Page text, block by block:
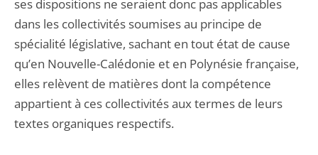
ses dispositions ne seraient donc pas applicables
dans les collectivités soumises au principe de
spécialité législative, sachant en tout état de cause
qu’en Nouvelle-Calédonie et en Polynésie française,
elles relèvent de matières dont la compétence
appartient à ces collectivités aux termes de leurs
textes organiques respectifs.